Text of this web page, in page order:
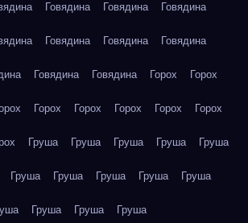
Говядина Говядина Говядина
Говядина Говядина Говядина
Говядина Говядина Горох Горох
Горох Горох Горох Горох Горох
Груша Груша Груша Груша Груша
Груша Груша Груша Груша Груша
Груша Груша Груша